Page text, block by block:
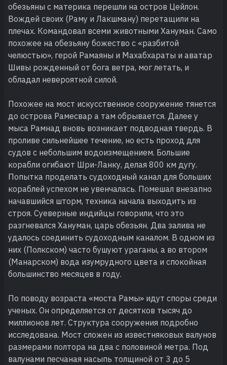
обезьяны с материка перешли на остров Цейлон.
Вождей своих (Раму и Лакшману) перетащили на
плечах. Командовал всеми животными Хануман. Само
похожее на обезьяну божество с «разбитой
челюстью», герой Рамаяны и Махабхараты и аватар
Шивы рожденный от бога ветра, мог летать, и
обладал невероятной силой.
Похожее на мост искусственное сооружение тянется
до острова Рамесвар а там обрывается. Далее у
мыса Рамнад вновь возникает подводная твердь. В
проливе сильнейшее течение, но есть проход для
судов с небольшим водоизмещением. Большие
корабли огибают Шри-Ланку, делая 800 км дугу.
Попытка проделать судоходный канал для больших
кораблей успехом не увенчалась. Помешал внезапно
начавшийся шторм, техника начала выходить из
строя. Суеверные индийцы говорили, что это
разгневался Хануман, царь обезьян. Два залива не
удалось соединить судоходным каналом. В одном из
них (Полкском) часто бушуют ураганы, а во втором
(Манарском) вода изумрудного цвета и спокойная
большинство месяцев в году.
По поводу возраста «моста Рамы» идут споры среди
ученых. Он определяется от десятков тысяч до
миллионов лет. Структура сооружения подробно
исследована. Мост сложен из известняковых валунов
размерами полтора на два с половиной метра. Под
валунами песчаная насыпь толщиной от 3 до 5